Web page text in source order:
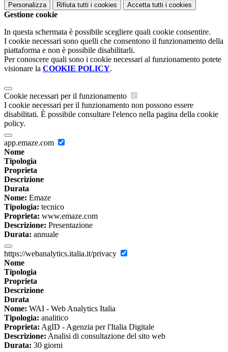
Personalizza Rifiuta tutti i cookies Accetta tutti i cookies
Gestione cookie
In questa schermata è possibile scegliere quali cookie consentire.
I cookie necessari sono quelli che consentono il funzionamento della
piattaforma e non è possibile disabilitarli.
Per conoscere quali sono i cookie necessari al funzionamento potete
visionare la COOKIE POLICY.
Cookie necessari per il funzionamento
I cookie necessari per il funzionamento non possono essere
disabilitati. È possibile consultare l'elenco nella pagina della cookie
policy.
app.emaze.com
Nome
Tipologia
Proprieta
Descrizione
Durata
Nome: Emaze
Tipologia: tecnico
Proprieta: www.emaze.com
Descrizione: Presentazione
Durata: annuale
https://webanalytics.italia.it/privacy
Nome
Tipologia
Proprieta
Descrizione
Durata
Nome: WAI - Web Analytics Italia
Tipologia: analitico
Proprieta: AgID - Agenzia per l'Italia Digitale
Descrizione: Analisi di consultazione del sito web
Durata: 30 giorni